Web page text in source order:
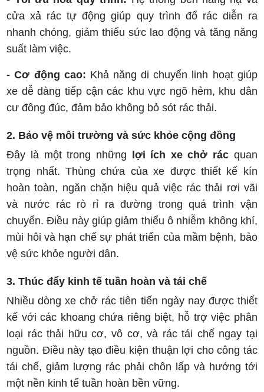
cửa xả rác tự động giúp quy trình đổ rác diễn ra
nhanh chóng, giảm thiểu sức lao động và tăng năng
suất làm việc.
- Cơ động cao: Khả năng di chuyển linh hoạt giúp
xe dễ dàng tiếp cận các khu vực ngõ hẻm, khu dân
cư đông đúc, đảm bảo không bỏ sót rác thải.
2. Bảo vệ môi trường và sức khỏe cộng đồng
Đây là một trong những lợi ích xe chở rác quan
trọng nhất. Thùng chứa của xe được thiết kế kín
hoàn toàn, ngăn chặn hiệu quả việc rác thải rơi vãi
và nước rác rò rỉ ra đường trong quá trình vận
chuyển. Điều này giúp giảm thiểu ô nhiễm không khí,
mùi hôi và hạn chế sự phát triển của mầm bệnh, bảo
vệ sức khỏe người dân.
3. Thúc đẩy kinh tế tuần hoàn và tái chế
Nhiều dòng xe chở rác tiên tiến ngày nay được thiết
kế với các khoang chứa riêng biệt, hỗ trợ việc phân
loại rác thải hữu cơ, vô cơ, và rác tái chế ngay tại
nguồn. Điều này tạo điều kiện thuận lợi cho công tác
tái chế, giảm lượng rác phải chôn lấp và hướng tới
một nền kinh tế tuần hoàn bền vững.